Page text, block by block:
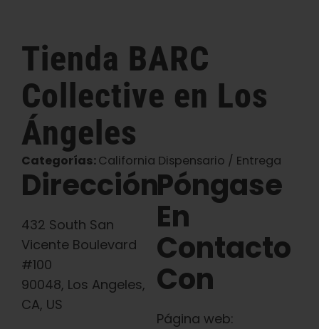
Tienda BARC
Collective en Los
Ángeles
Categorías:California Dispensario / Entrega
Dirección
432 South San
Vicente Boulevard
#100
90048, Los Angeles,
CA, US
Póngase
En
Contacto
Con
Página web: